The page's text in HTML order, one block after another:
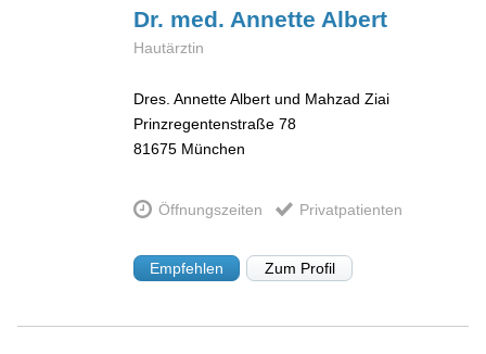
Dr. med. Annette Albert
Hautärztin
Dres. Annette Albert und Mahzad Ziai
Prinzregentenstraße 78
81675 München
Öffnungszeiten Privatpatienten
Empfehlen Zum Profil